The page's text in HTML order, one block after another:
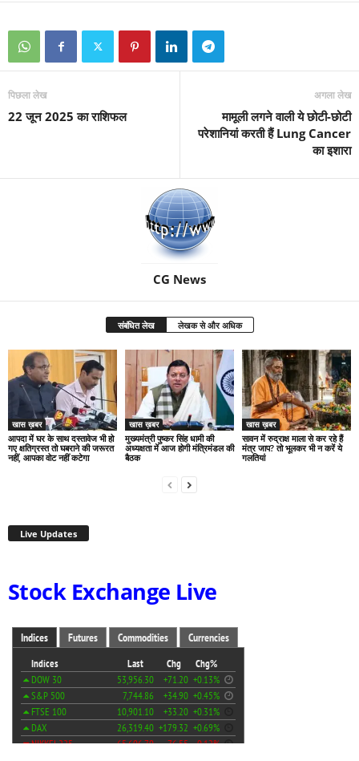
पिछला लेख
22 जून 2025 का राशिफल
अगला लेख
मामूली लगने वाली ये छोटी-छोटी
परेशानियां करती हैं Lung Cancer
का इशारा
CG News
संबंधित लेख लेखक से और अधिक
खास ख़बर
आपदा में घर के साथ दस्तावेज भी हो
गए क्षतिग्रस्त तो घबराने की जरूरत
नहीं, आपका वोट नहीं कटेगा
खास ख़बर
मुख्यमंत्री पुष्कर सिंह धामी की
अध्यक्षता में आज होगी मंत्रिमंडल की
बैठक
खास ख़बर
सावन में रुद्राक्ष माला से कर रहे हैं
मंत्र जाप? तो भूलकर भी न करें ये
गलतियां
Live Updates
Stock Exchange Live